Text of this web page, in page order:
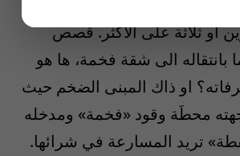
او ثلاثة على الأكثر. قصص
اثناء تجوالك. ذلك الوجيه الذي احتفل منذ 15 عاما بانتقاله الى شقة فخمة، ها هو
او ذاك المبنى الضخم حيث
محطَة وقود «فخمة» ومدخله
تريد المسارعة في شرائها.